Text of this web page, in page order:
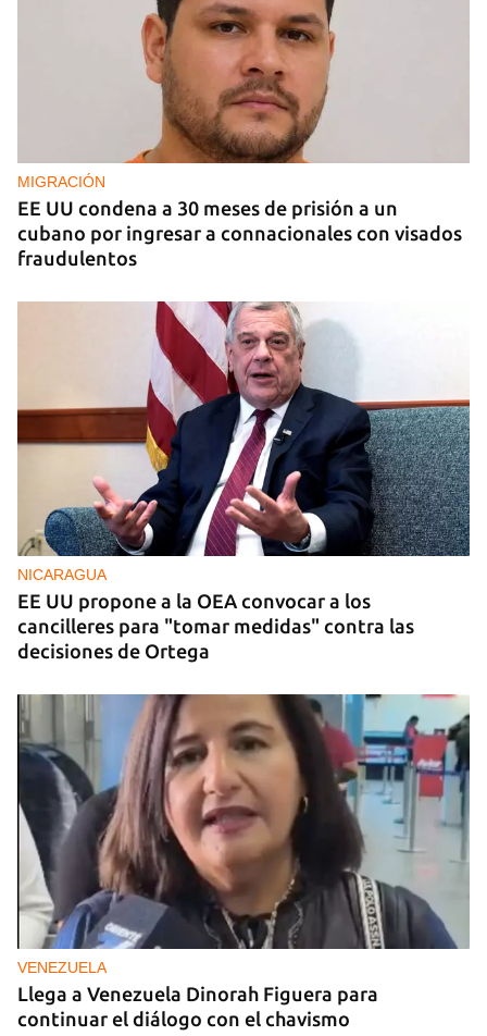
EE UU duplica sus ventas de combustible al
sector privado cubano
MIGRACIÓN
EE UU condena a 30 meses de prisión a un
cubano por ingresar a connacionales con visados
fraudulentos
NICARAGUA
EE UU propone a la OEA convocar a los
cancilleres para "tomar medidas" contra las
decisiones de Ortega
VENEZUELA
Llega a Venezuela Dinorah Figuera para
continuar el diálogo con el chavismo